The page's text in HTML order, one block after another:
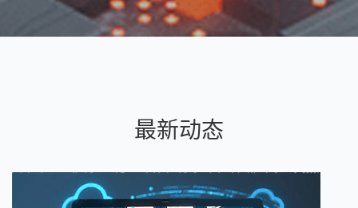
最新动态